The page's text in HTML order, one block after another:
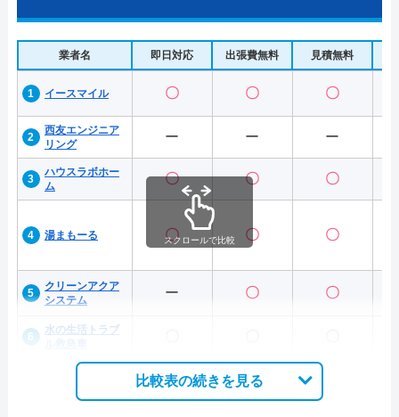
業者名 即日対応 出張費無料 見積無料
イースマイル 〇 〇 〇
西友エンジニア
リング
ー ー ー
ハウスラボホー
ム
〇 〇 〇
湯まもーる 〇 〇 〇
クリーンアクア
システム
ー 〇 〇
水の生活トラブ
スクロールで比較
比較表の続きを見る